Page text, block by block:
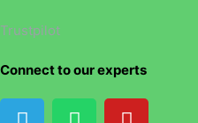
Trustpilot
Connect to our experts